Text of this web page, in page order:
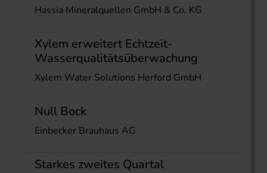
Hassia Mineralquellen GmbH & Co. KG
Xylem erweitert Echtzeit-
Wasserqualitätsüberwachung
Xylem Water Solutions Herford GmbH
Null Bock
Einbecker Brauhaus AG
Starkes zweites Quartal